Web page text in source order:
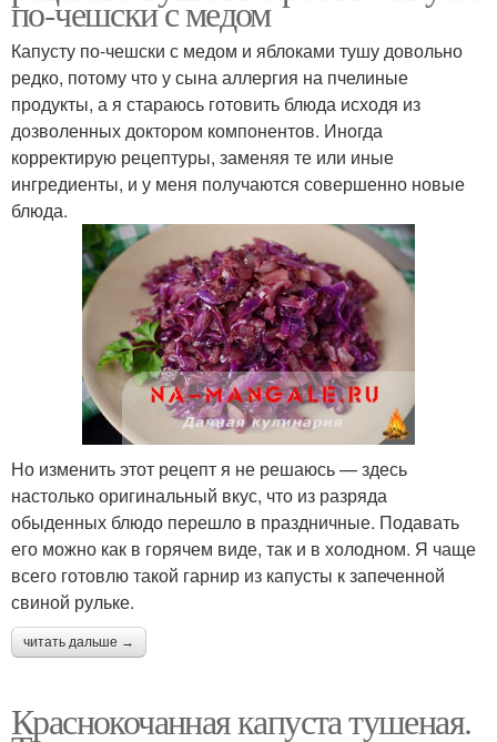
по-чешски с медом
Капусту по-чешски с медом и яблоками тушу довольно
редко, потому что у сына аллергия на пчелиные
продукты, а я стараюсь готовить блюда исходя из
дозволенных доктором компонентов. Иногда
корректирую рецептуры, заменяя те или иные
ингредиенты, и у меня получаются совершенно новые
блюда.
Но изменить этот рецепт я не решаюсь — здесь
настолько оригинальный вкус, что из разряда
обыденных блюдо перешло в праздничные. Подавать
его можно как в горячем виде, так и в холодном. Я чаще
всего готовлю такой гарнир из капусты к запеченной
свиной рульке.
читать дальше →
Краснокочанная капуста тушеная.